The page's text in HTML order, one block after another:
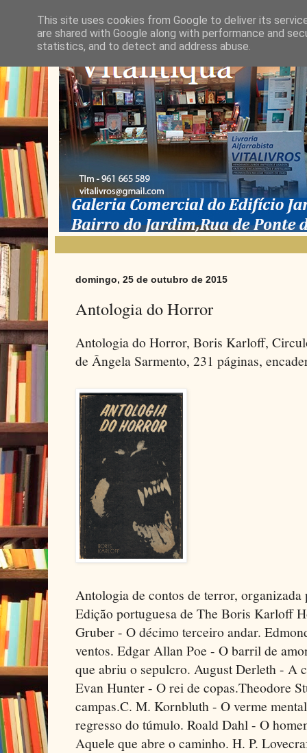
domingo, 25 de outubro de 2015
Antologia do Horror
Antologia do Horror, Boris Karloff,
de Ângela Sarmento, 231 páginas,
Antologia de contos de terror,
Edição portuguesa de The Boris Karloff
Gruber - O décimo terceiro andar.
ventos. Edgar Allan Poe - O barril de
que abriu o sepulcro. August Derleth - A
Evan Hunter - O rei de copas.Theodore
campas.C. M. Kornbluth - O verme
regresso do túmulo. Roald Dahl - O
Aquele que abre o caminho. H. P.
This site uses cookies from Google to deliver its
are shared with Google along with performance and
statistics, and to detect and address abuse.